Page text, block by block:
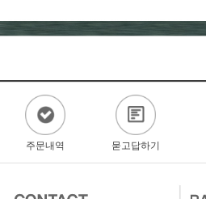
주문내역 묻고답하기